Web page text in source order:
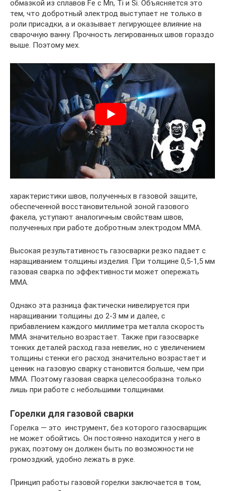
обмазкой из сплавов Fe с Mn, Ti и Si. Объясняется это
тем, что добротный электрод выступает не только в
роли присадки, а и оказывает легирующее влияние на
сварочную ванну. Прочность легированных швов гораздо
выше. Поэтому мех.
характеристики швов, полученных в газовой защите,
обеспеченной восстановительной зоной газового
факела, уступают аналогичным свойствам швов,
полученных при работе добротным электродом ММА.
Высокая результативность газосварки резко падает с
наращиванием толщины изделия. При толщине 0,5-1,5 мм
газовая сварка по эффективности может опережать
ММА.
Однако эта разница фактически нивелируется при
наращивании толщины до 2-3 мм и далее, с
прибавлением каждого миллиметра металла скорость
ММА значительно возрастает. Также при газосварке
тонких деталей расход газа невелик, но с увеличением
толщины стенки его расход значительно возрастает и
ценник на газовую сварку становится больше, чем при
ММА. Поэтому газовая сварка целесообразна только
лишь при работе с небольшими толщинами.
Горелки для газовой сварки
Горелка — это инструмент, без которого газосварщик
не может обойтись. Он постоянно находится у него в
руках, поэтому он должен быть по возможности не
громоздкий, удобно лежать в руке.
Принцип работы газовой горелки заключается в том,